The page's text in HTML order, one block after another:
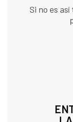
Si no es